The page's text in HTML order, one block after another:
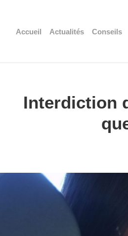
Accueil Actualités Conseils
Interdiction